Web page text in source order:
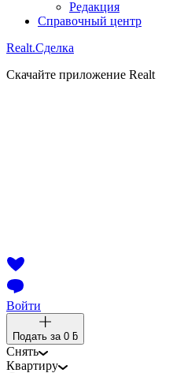
Редакция
Справочный центр
Realt.Сделка
Скачайте приложение Realt
Войти
Подать за 0 ƃ
Снять
Квартиру